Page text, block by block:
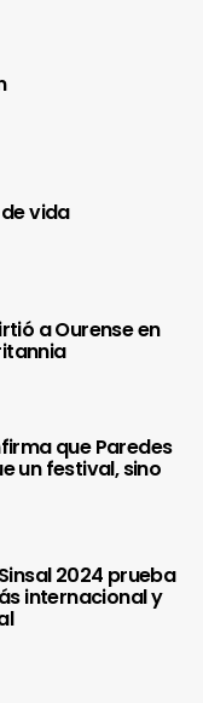
vida
a Ourense en
que Paredes
un festival, sino
2024 prueba
internacional y